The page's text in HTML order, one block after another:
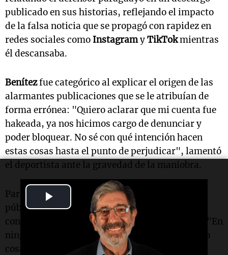
Video
publicado en sus historias, reflejando el impacto
de la falsa noticia que se propagó con rapidez en
redes sociales como InstagramyTikTokmientras
él descansaba.
Benítezfue categórico al explicar el origen de las
alarmantes publicaciones que se le atribuían de
forma errónea: "Quiero aclarar que mi cuenta fue
hakeada, ya nos hicimos cargo de denunciar y
poder bloquear. No sé con qué intención hacen
estas cosas hasta el punto de perjudicar", lamentó
el deportista ante la gravedad de la maniobra.
Para brindar absoluta tranquilidad a la opinión
pública, el jugador desmintió rotundamente el
contenido audiovisual y los escritos apócrifos: "En
ningún momento estuve llorando ni escribiendo
cosas de despedidas. Yo me encuentro bien,